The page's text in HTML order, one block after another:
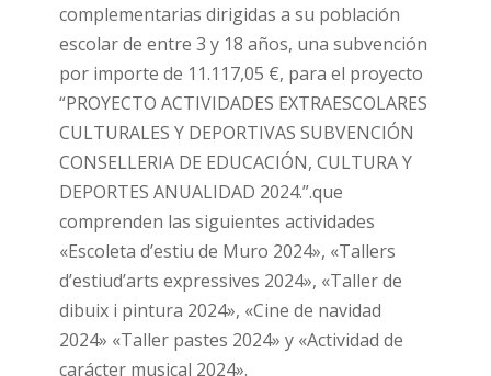
complementarias dirigidas a su población
escolar de entre 3 y 18 años, una subvención
por importe de 11.117,05 €, para el proyecto
“PROYECTO ACTIVIDADES EXTRAESCOLARES
CULTURALES Y DEPORTIVAS SUBVENCIÓN
CONSELLERIA DE EDUCACIÓN, CULTURA Y
DEPORTES ANUALIDAD 2024.”.que
comprenden las siguientes actividades
«Escoleta d’estiu de Muro 2024», «Tallers
d’estiud’arts expressives 2024», «Taller de
dibuix i pintura 2024», «Cine de navidad
2024» «Taller pastes 2024» y «Actividad de
carácter musical 2024».